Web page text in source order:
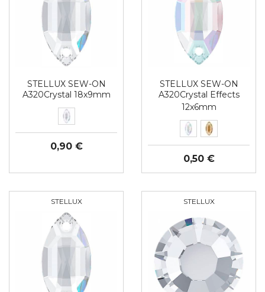
STELLUX SEW-ON
A320Crystal 18x9mm
0,90 €
STELLUX SEW-ON
A320Crystal Effects
12x6mm
0,50 €
STELLUX STELLUX